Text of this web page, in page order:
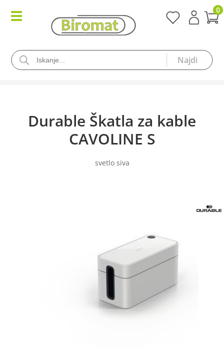
0
Durable Škatla za kable
CAVOLINE S
svetlo siva